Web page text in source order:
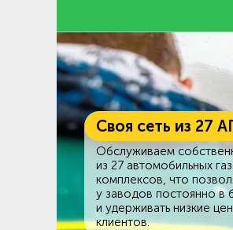
Своя сеть из 27
Обслуживаем
из 27 автомобильных
комплексов, что
у заводов постоянно в
и удерживать низкие
клиентов.